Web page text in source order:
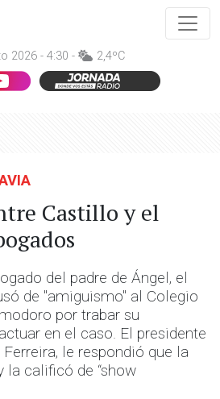
2026 - 4:30 - 2,4ºC
Castillo y el
del padre de Ángel, el
de "amiguismo" al Colegio
por trabar su
en el caso. El presidente
le respondió que la
la calificó de “show